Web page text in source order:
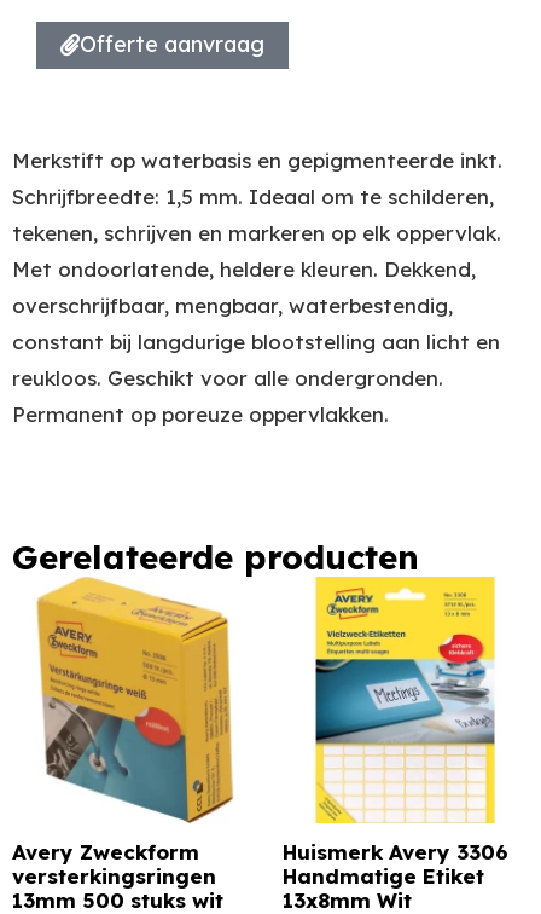
Offerte aanvraag
Merkstift op waterbasis en gepigmenteerde inkt.
Schrijfbreedte: 1,5 mm. Ideaal om te schilderen,
tekenen, schrijven en markeren op elk oppervlak.
Met ondoorlatende, heldere kleuren. Dekkend,
overschrijfbaar, mengbaar, waterbestendig,
constant bij langdurige blootstelling aan licht en
reukloos. Geschikt voor alle ondergronden.
Permanent op poreuze oppervlakken.
Gerelateerde producten
Avery Zweckform
versterkingsringen
13mm 500 stuks wit
Huismerk Avery 3306
Handmatige Etiket
13x8mm Wit